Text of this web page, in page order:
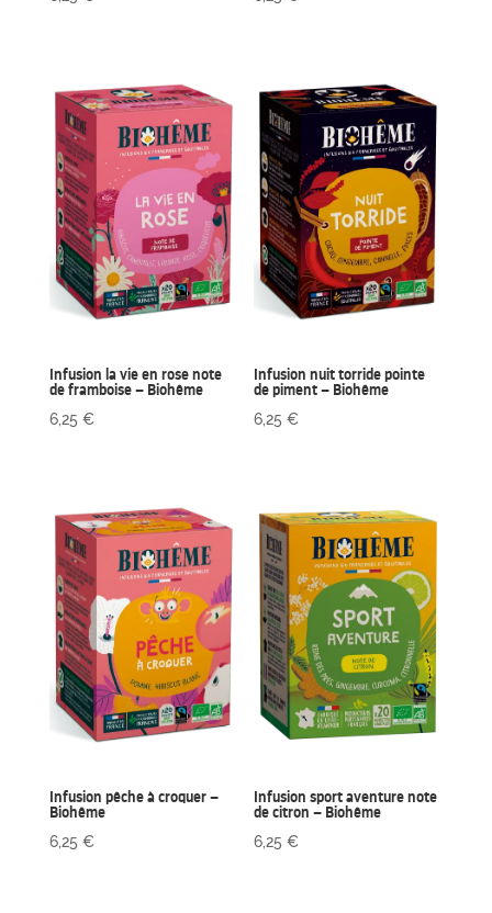
Infusion la vie en rose note
de framboise – Biohême
6,25 €
Infusion nuit torride pointe
de piment – Biohême
6,25€
Infusion pêche à croquer –
Biohême
6,25 €
Infusion sport aventure note
de citron – Biohême
6,25€